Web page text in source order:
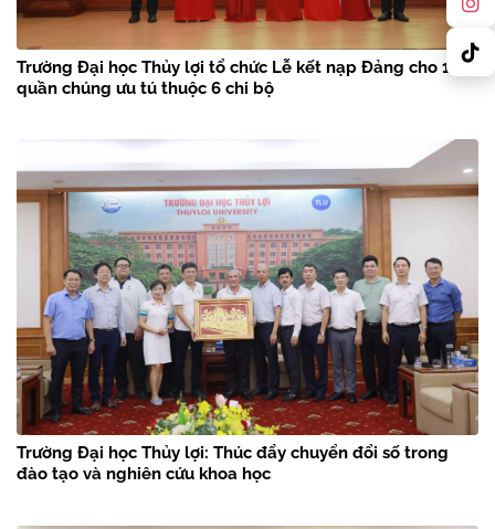
Trường Đại học Thủy lợi tổ chức Lễ kết nạp Đảng cho 18
quần chúng ưu tú thuộc 6 chi bộ
Trường Đại học Thủy lợi: Thúc đẩy chuyển đổi số trong
đào tạo và nghiên cứu khoa học